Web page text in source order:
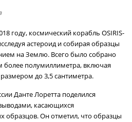
году, космический корабль OSIRIS-
астероид и собирая образцы
на Землю. Всего было собрано
более полумиллиметра, включая
до 3,5 сантиметра.
Данте Лоретта поделился
касающихся
образцов. Он отметил, что образцы